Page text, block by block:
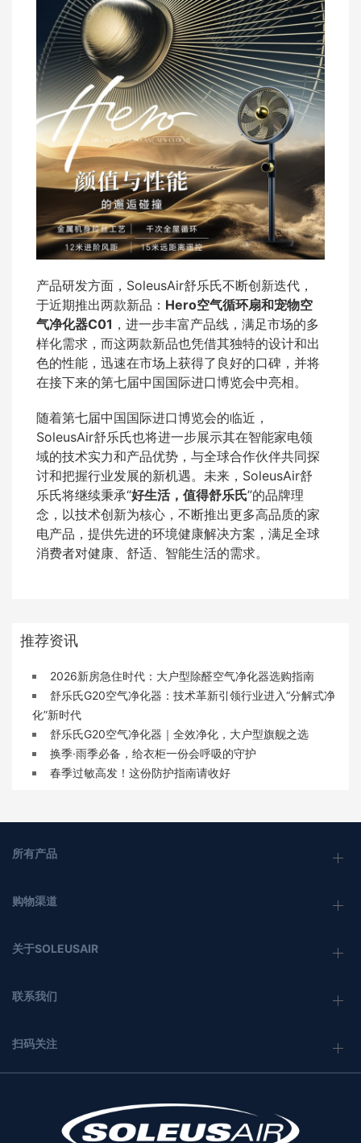
产品研发方面，SoleusAir舒乐氏不断创新迭代，
于近期推出两款新品： Hero空气循环扇和宠物空
气净化器C01 ，进一步丰富产品线，满足市场的多
样化需求，而这两款新品也凭借其独特的设计和出
色的性能，迅速在市场上获得了良好的口碑，并将
在接下来的第七届中国国际进口博览会中亮相。
随着第七届中国国际进口博览会的临近，
SoleusAir舒乐氏也将进一步展示其在智能家电领
域的技术实力和产品优势，与全球合作伙伴共同探
讨和把握行业发展的新机遇。未来，SoleusAir舒
乐氏将继续秉承“好生活，值得舒乐氏”的品牌理
念，以技术创新为核心，不断推出更多高品质的家
电产品，提供先进的环境健康解决方案，满足全球
消费者对健康、舒适、智能生活的需求。
推荐资讯
2026新房急住时代：大户型除醛空气净化器选购指南
舒乐氏G20空气净化器：技术革新引领行业进入“分解式净
化”新时代
舒乐氏G20空气净化器｜全效净化，大户型旗舰之选
换季·雨季必备，给衣柜一份会呼吸的守护
春季过敏高发！这份防护指南请收好
所有产品
购物渠道
关于SOLEUSAIR
联系我们
扫码关注